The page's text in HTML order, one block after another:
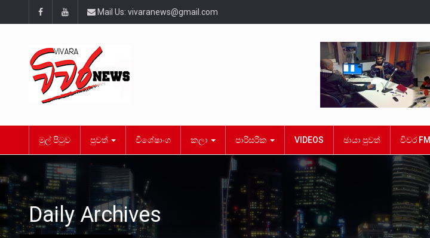
Mail Us: vivaranews@gmail.com
මුල් පිටුව පුවත් විශේෂාංග කලා පාරිසරික VIDEOS ඡායා පුවත් විවර FM
Daily Archives